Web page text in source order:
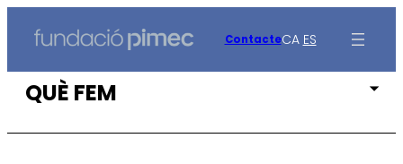
contingut
ContacteCA ES
QUÈ FEM